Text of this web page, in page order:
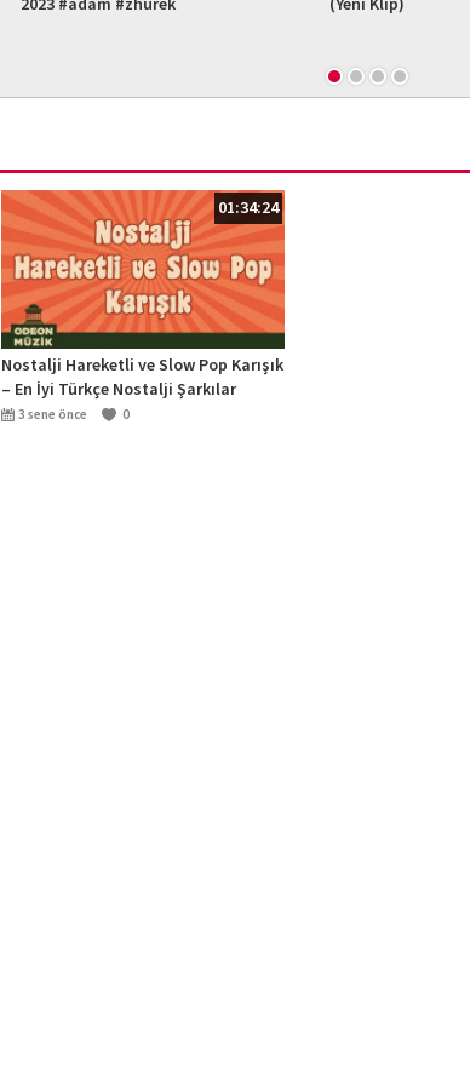
01:34:24
Nostalji Hareketli ve Slow Pop Karışık
– En İyi Türkçe Nostalji Şarkılar
(70’ler ve 80’ler) [Vol 2]
3 sene önce 0